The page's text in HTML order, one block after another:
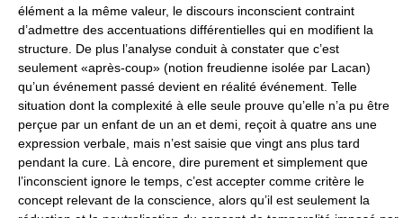
élément a la même valeur, le discours inconscient contraint
d’admettre des accentuations différentielles qui en modifient la
structure. De plus l’analyse conduit à constater que c’est
seulement «après-coup» (notion freudienne isolée par Lacan)
qu’un événement passé devient en réalité événement. Telle
situation dont la complexité à elle seule prouve qu’elle n’a pu être
perçue par un enfant de un an et demi, reçoit à quatre ans une
expression verbale, mais n’est saisie que vingt ans plus tard
pendant la cure. Là encore, dire purement et simplement que
l’inconscient ignore le temps, c’est accepter comme critère le
concept relevant de la conscience, alors qu’il est seulement la